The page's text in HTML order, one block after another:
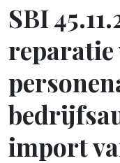
SBI
reparatie
import